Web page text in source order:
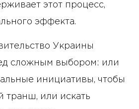
этот процесс,
эффекта.
Украины
сложным выбором: или
инициативы, чтобы
транш, или искать